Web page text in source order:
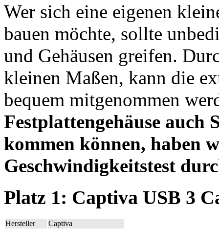
Wer sich eine eigenen
bauen möchte, sollte
und Gehäusen greifen.
kleinen Maßen, kann die
bequem mitgenommen
Festplattengehäuse auch
kommen können, haben
Geschwindigkeitstest
Platz 1: Captiva USB 3
Hersteller Captiva